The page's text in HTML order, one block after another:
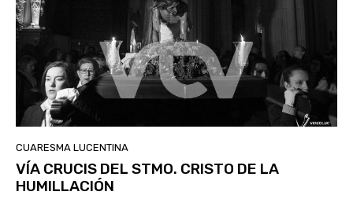
CUARESMA LUCENTINA
VÍA CRUCIS DEL STMO. CRISTO DE LA
HUMILLACIÓN